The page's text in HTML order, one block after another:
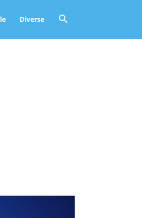
Diverse